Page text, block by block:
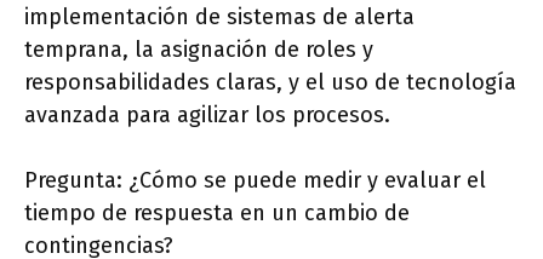
implementación de sistemas de alerta
temprana, la asignación de roles y
responsabilidades claras, y el uso de tecnología
avanzada para agilizar los procesos.
Pregunta: ¿Cómo se puede medir y evaluar el
tiempo de respuesta en un cambio de
contingencias?